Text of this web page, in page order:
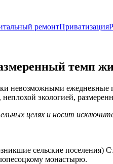
ремонтПриватизация
темп
невозможными ежедневные
экологией,
целях и носит
сельские поселения)
монастырю.